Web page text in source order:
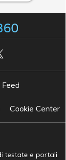
Feed
Cookie Center
testate e portali